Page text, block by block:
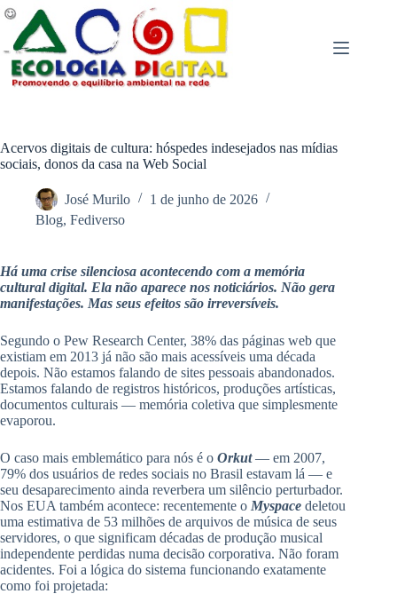
Pular
para
conteúdo
Acervos digitais de cultura: hóspedes indesejados nas mídias
sociais, donos da casa na Web Social
José Murilo
1 de junho de 2026
Blog, Fediverso
Há uma crise silenciosa acontecendo com a memória
cultural digital. Ela não aparece nos noticiários. Não gera
manifestações. Mas seus efeitos são irreversíveis.
Segundo o Pew Research Center, 38% das páginas web que
existiam em 2013 já não são mais acessíveis uma década
depois. Não estamos falando de sites pessoais abandonados.
Estamos falando de registros históricos, produções artísticas,
documentos culturais — memória coletiva que simplesmente
evaporou.
O caso mais emblemático para nós é o Orkut— em 2007,
79% dos usuários de redes sociais no Brasil estavam lá — e
seu desaparecimento ainda reverbera um silêncio perturbador.
Nos EUA também acontece: recentemente o Myspace deletou
uma estimativa de 53 milhões de arquivos de música de seus
servidores, o que significam décadas de produção musical
independente perdidas numa decisão corporativa. Não foram
acidentes. Foi a lógica do sistema funcionando exatamente
como foi projetada: